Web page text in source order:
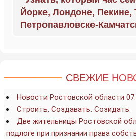
Йорке, Лондоне, Пекине,
Петропавловске-
СВЕЖИЕ
Новости Ростовской области
Строить. Создавать. Созидать.
Две жительницы Ростовской
подлоге при признании права